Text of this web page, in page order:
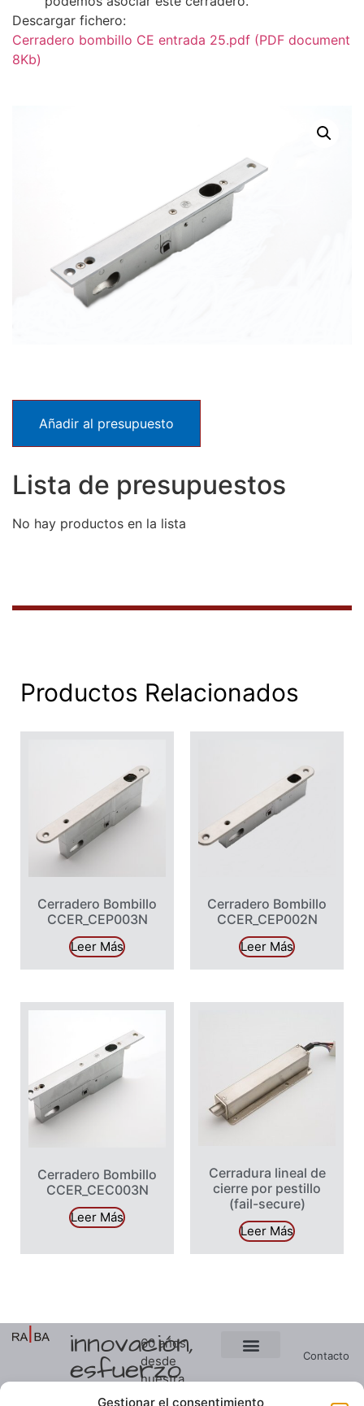
Gestionar el consentimiento
Descargar fichero:
Cerradero bombillo CE entrada 25.pdf (PDF document
8Kb)
Añadir al presupuesto
Lista de presupuestos
No hay productos en la lista
Productos Relacionados
Cerradero Bombillo
CCER_CEP003N
Leer Más
Cerradero Bombillo
CCER_CEP002N
Leer Más
Cerradero Bombillo
CCER_CEC003N
Leer Más
Cerradura lineal de
cierre por pestillo
(fail-secure)
Leer Más
innovación,
esfuerzo
y
60 años
desde
nuestra
primera
Contacto